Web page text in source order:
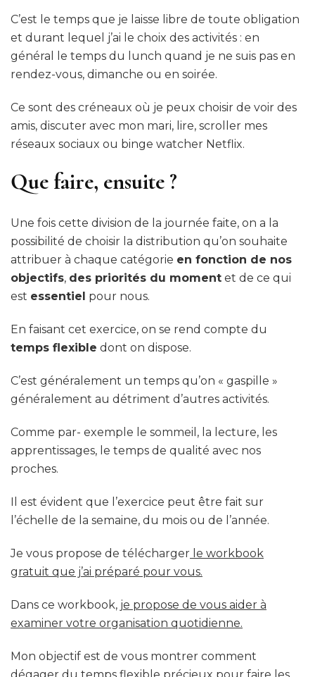
C’est le temps que je laisse libre de toute obligation
et durant lequel j’ai le choix des activités : en
général le temps du lunch quand je ne suis pas en
rendez-vous, dimanche ou en soirée.
Ce sont des créneaux où je peux choisir de voir des
amis, discuter avec mon mari, lire, scroller mes
réseaux sociaux ou binge watcher Netflix.
Que faire, ensuite ?
Une fois cette division de la journée faite, on a la
possibilité de choisir la distribution qu’on souhaite
attribuer à chaque catégorie en fonction de nos
objectifs, des priorités du moment et de ce qui
est essentiel pour nous.
En faisant cet exercice, on se rend compte du
temps flexible dont on dispose.
C’est généralement un temps qu’on « gaspille »
généralement au détriment d’autres activités.
Comme par- exemple le sommeil, la lecture, les
apprentissages, le temps de qualité avec nos
proches.
Il est évident que l’exercice peut être fait sur
l’échelle de la semaine, du mois ou de l’année.
Je vous propose de télécharger le workbook
gratuit que j’ai préparé pour vous.
Dans ce workbook, je propose de vous aider à
examiner votre organisation quotidienne.
Mon objectif est de vous montrer comment